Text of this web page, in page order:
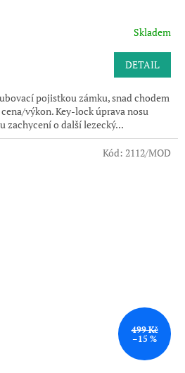
Skladem
DETAIL
pojistkou zámku, snad chodem
výkon. Key-lock úprava nosu
zachycení o další lezecký...
499 Kč
–15 %
Kód: 2112/MOD